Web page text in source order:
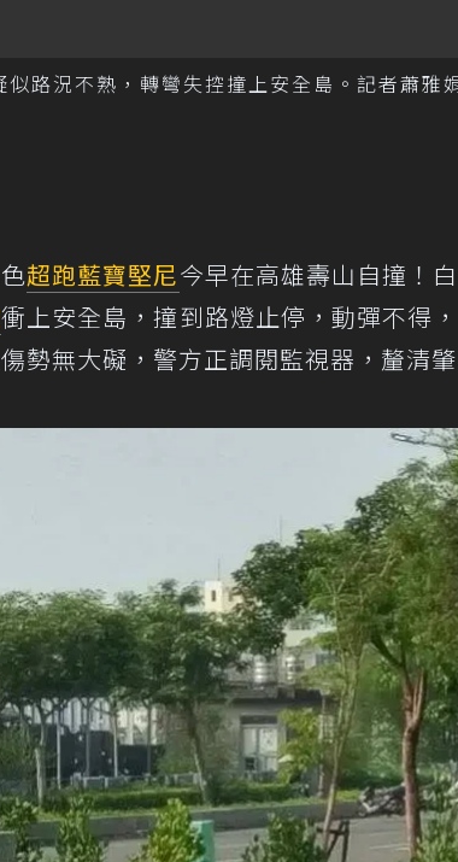
路況不熟，轉彎失控撞上安全島。記者蕭雅
超跑藍寶堅尼今早在高雄壽山自撞！
衝上安全島，撞到路燈止停，動彈不得
勢無大礙，警方正調閱監視器，釐清